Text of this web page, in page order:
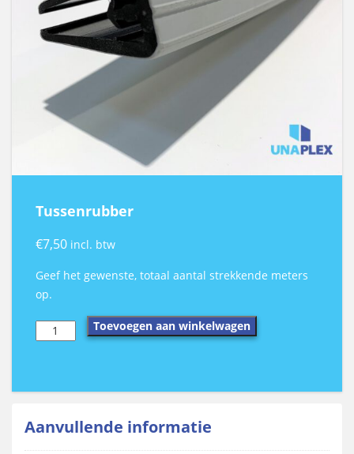
Tussenrubber
€7,50 incl. btw
Geef het gewenste, totaal aantal strekkende meters
op.
Tussenrubber
aantal
Toevoegen aan winkelwagen
Aanvullende informatie